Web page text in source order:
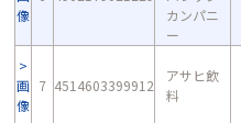
像
カンパニ
ー
画
像
7 4514603399912
アサヒ飲
料